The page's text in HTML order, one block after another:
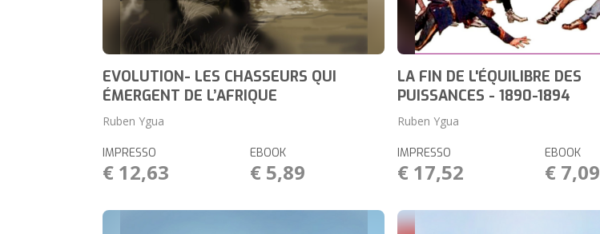
EVOLUTION- LES CHASSEURS QUI
ÉMERGENT DE L’AFRIQUE
Ruben Ygua
IMPRESSO
€ 12,63
EBOOK
€ 5,89
LA FIN DE L'ÉQUILIBRE DES
PUISSANCES - 1890-1894
Ruben Ygua
IMPRESSO
€ 17,52
EBOOK
€ 7,09